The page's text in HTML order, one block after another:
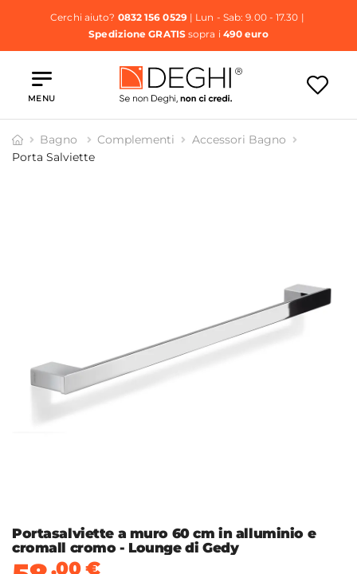
Cerchi aiuto? 0832 156 0529| Lun - Sab: 9.00 - 17.30 |
Spedizione GRATISsopra i 490 euro
MENU
Bagno Complementi
Accessori Bagno
Porta Salviette
Portasalviette a muro 60 cm in alluminio e
cromall cromo - Lounge di Gedy
,00€